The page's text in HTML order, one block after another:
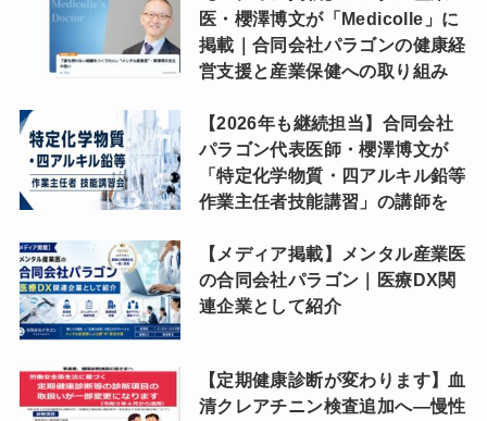
医・櫻澤博文が「Medicolle」に
掲載｜合同会社パラゴンの健康経
営支援と産業保健への取り組み
【2026年も継続担当】合同会社
パラゴン代表医師・櫻澤博文が
「特定化学物質・四アルキル鉛等
作業主任者技能講習」の講師を
【メディア掲載】メンタル産業医
の合同会社パラゴン｜医療DX関
連企業として紹介
【定期健康診断が変わります】血
清クレアチニン検査追加へ―慢性